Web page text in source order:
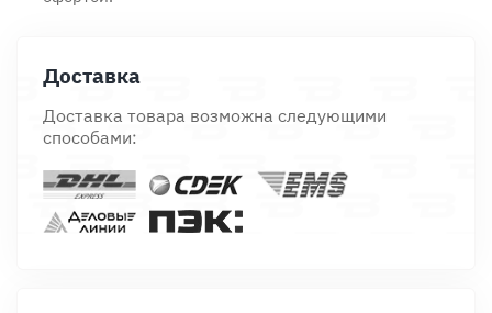
Доставка
Доставка товара возможна следующими
способами: